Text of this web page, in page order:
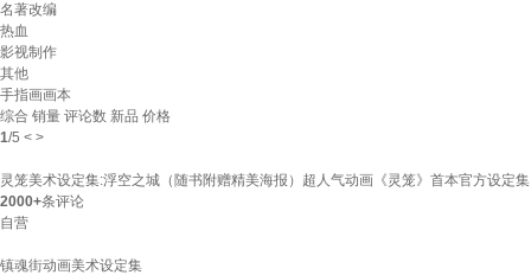
名著改编
热血
影视制作
其他
手指画画本
综合 销量 评论数 新品 价格
1/5 < >
灵笼美术设定集:浮空之城（随书附赠精美海报）超人气动画《灵笼》首本官方设定集
2000+条评论
自营
镇魂街动画美术设定集